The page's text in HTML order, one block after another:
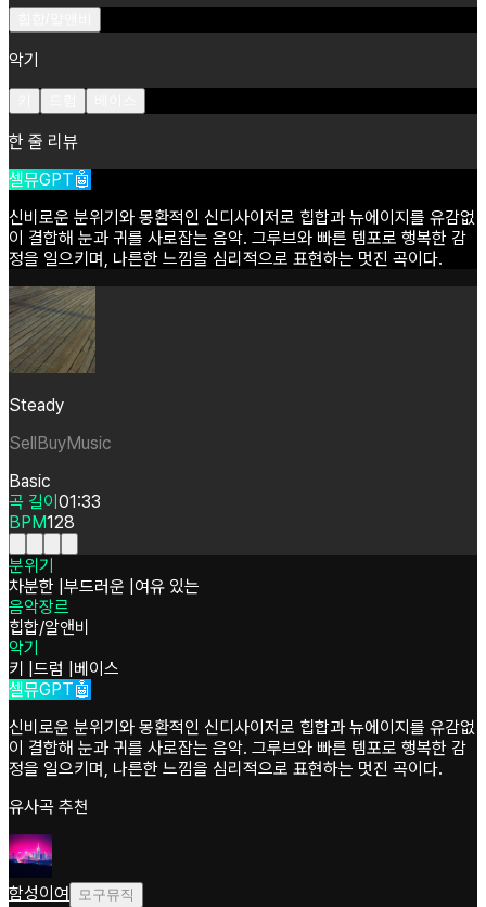
악기
한 줄 리뷰
셀뮤GPT🤖
신비로운 분위기와 몽환적인 신디사이저로 힙합과 뉴에이지를 유감없
이 결합해 눈과 귀를 사로잡는 음악. 그루브와 빠른 템포로 행복한 감
정을 일으키며, 나른한 느낌을 심리적으로 표현하는 멋진 곡이다.
Steady
SellBuyMusic
Basic
곡 길이 01:33
BPM128
분위기
차분한 부드러운 여유 있는
음악장르
힙합/알앤비
악기
키 드럼
베이스
셀뮤GPT🤖
신비로운 분위기와 몽환적인 신디사이저로 힙합과 뉴에이지를 유감없
이 결합해 눈과 귀를 사로잡는 음악. 그루브와 빠른 템포로 행복한 감
정을 일으키며, 나른한 느낌을 심리적으로 표현하는 멋진 곡이다.
유사곡 추천
함성이여 모구뮤직